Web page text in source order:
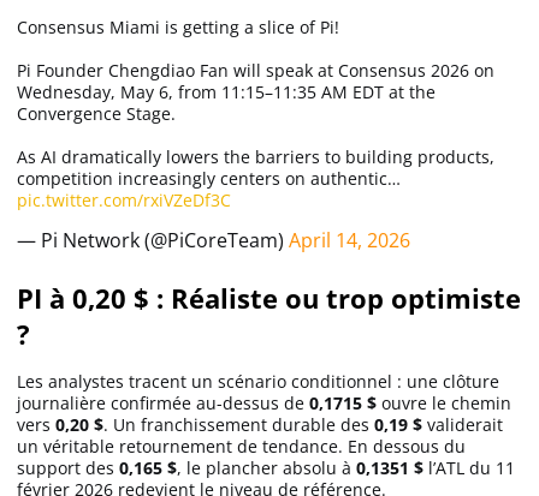
Consensus Miami is getting a slice of Pi!
Pi Founder Chengdiao Fan will speak at Consensus 2026 on
Wednesday, May 6, from 11:15–11:35 AM EDT at the
Convergence Stage.
As AI dramatically lowers the barriers to building products,
competition increasingly centers on authentic…
pic.twitter.com/rxiVZeDf3C
— Pi Network (@PiCoreTeam) April 14, 2026
PI à 0,20 $ : Réaliste ou trop optimiste
?
Les analystes tracent un scénario conditionnel : une clôture
journalière confirmée au-dessus de 0,1715 $ ouvre le chemin
vers 0,20 $. Un franchissement durable des 0,19 $ validerait
un véritable retournement de tendance. En dessous du
support des 0,165 $, le plancher absolu à 0,1351 $ l’ATL du 11
février 2026 redevient le niveau de référence.